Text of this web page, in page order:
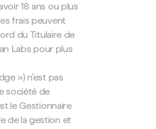
18 ans ou plus
frais peuvent
du Titulaire de
Labs pour plus
») n'est pas
société de
le Gestionnaire
de la gestion et